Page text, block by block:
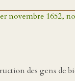
novembre 1652,
des gens de